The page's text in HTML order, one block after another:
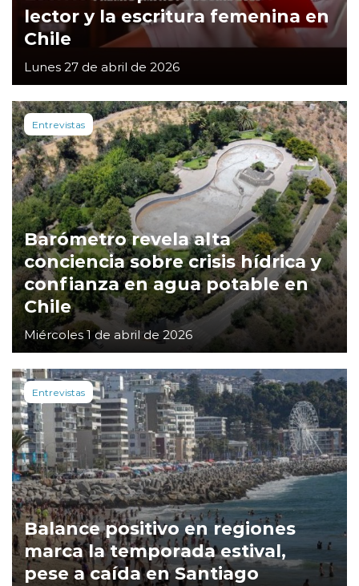
lector y la escritura femenina en
Chile
Lunes 27 de abril de 2026
Entrevistas
Barómetro revela alta
conciencia sobre crisis hídrica y
confianza en agua potable en
Chile
Miércoles 1 de abril de 2026
Entrevistas
Balance positivo en regiones
marca la temporada estival,
pese a caída en Santiago